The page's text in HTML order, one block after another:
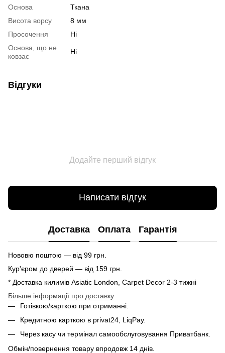
Основа
Ткана
Висота ворсу
8 мм
Просочення
Ні
Основа, що не
ковзає
Ні
Відгуки
Додайте перший відгук
Написати відгук
Доставка Оплата Гарантія
Нововю поштою — від 99 грн.
Кур'єром до дверей — від 159 грн.
* Доставка килимів Asiatic London, Carpet Decor 2-3 тижні
Більше інформації про доставку
Готівкою/карткою при отриманні.
Кредитною карткою в privat24, LiqPay.
Через касу чи термінал самообслуговування Приватбанк.
Обмін/повернення товару впродовж 14 днів.